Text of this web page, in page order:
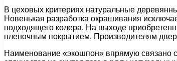
В цеховых критериях натуральные
Новенькая разработка окрашивания
подходящего колера. На выходе
пленочным покрытием. Производителям
Наименование «экошпон» впрямую связано